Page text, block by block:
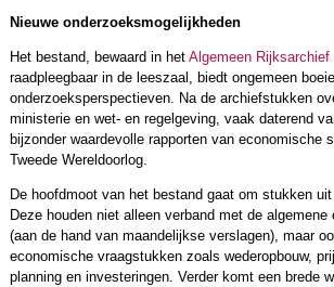
Nieuwe onderzoeksmogelijkheden
Het bestand, bewaard in het Algemeen Rijksarchief
raadpleegbaar in de leeszaal, biedt ongemeen
onderzoeksperspectieven. Na de archiefstukken
ministerie en wet- en regelgeving, vaak daterend
bijzonder waardevolle rapporten van economische
Tweede Wereldoorlog.
De hoofdmoot van het bestand gaat om stukken uit
Deze houden niet alleen verband met de
(aan de hand van maandelijkse verslagen), maar
economische vraagstukken zoals wederopbouw,
planning en investeringen. Verder komt een brede